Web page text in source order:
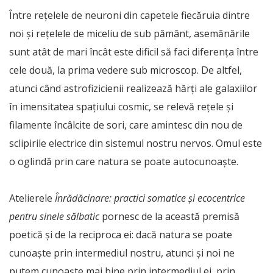
Între rețelele de neuroni din capetele fiecăruia dintre
noi și rețelele de miceliu de sub pământ, asemănările
sunt atât de mari încât este dificil să faci diferența între
cele două, la prima vedere sub microscop. De altfel,
atunci când astrofizicienii realizează hărți ale galaxiilor
în imensitatea spațiului cosmic, se relevă rețele și
filamente încâlcite de sori, care amintesc din nou de
sclipirile electrice din sistemul nostru nervos. Omul este
o oglindă prin care natura se poate autocunoaște.
Atelierele Înrădăcinare: practici somatice și ecocentrice
pentru sinele sălbatic pornesc de la această premisă
poetică și de la reciproca ei: dacă natura se poate
cunoaște prin intermediul nostru, atunci și noi ne